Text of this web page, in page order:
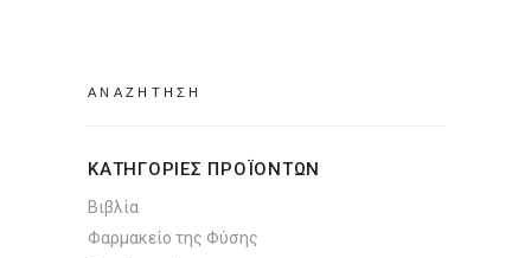
ΚΑΤΗΓΟΡΙΕΣ ΠΡΟΪΟΝΤΩΝ
Βιβλία
Φαρμακείο της Φύσης